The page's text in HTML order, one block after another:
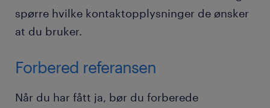
spørre hvilke kontaktopplysninger de ønsker
at du bruker.
Forbered referansen
Når du har fått ja, bør du forberede